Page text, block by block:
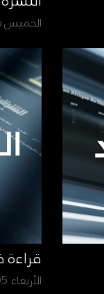
الخميس 06 غشت 2026
الأربعاء 05 غشت 2026